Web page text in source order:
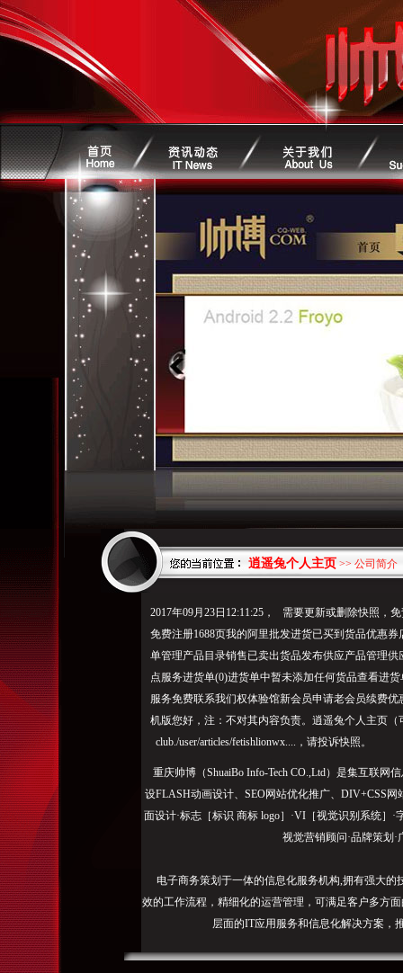
逍遥兔个人主页 >> 公司简介
2017年09月23日12:11:25， 需要更新或删除快照，
免费注册1688页我的阿里批发进货已买到货品优惠
单管理产品目录销售已卖出货品发布供应产品管理
点服务进货单(0)进货单中暂未添加任何货品查看进
服务免费联系我们权体验馆新会员申请老会员续费
机版您好，注：不对其内容负责。逍遥兔个人主页
club./user/articles/fetishlionwx....，请投诉快照。
重庆帅博（ShuaiBo Info-Tech CO.,Ltd）是集互联网
设FLASH动画设计、SEO网站优化推广、DIV+CSS
面设计·标志［标识 商标 logo］·VI［视觉识别系统］·
视觉营销顾问·品牌策划
电子商务策划于一体的信息化服务机构,拥有强大的
效的工作流程，精细化的运营管理，可满足客户多方
层面的IT应用服务和信息化解决方案，